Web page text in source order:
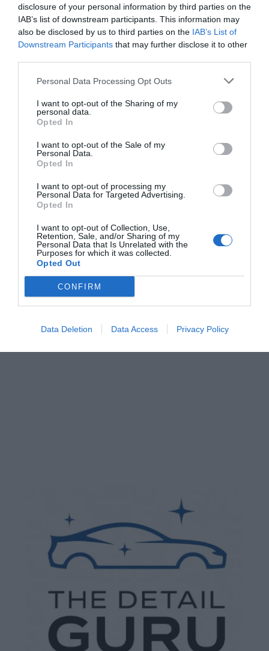
disclosure of your personal information by third parties on the
IAB’s list of downstream participants. This information may
also be disclosed by us to third parties on the IAB’s List of
Downstream Participants that may further disclose it to other
Personal Data Processing Opt Outs
I want to opt-out of the Sharing of my
personal data.
Opted In
I want to opt-out of the Sale of my
Personal Data.
Opted In
I want to opt-out of processing my
Personal Data for Targeted Advertising.
Opted In
I want to opt-out of Collection, Use,
Retention, Sale, and/or Sharing of my
Personal Data that Is Unrelated with the
Purposes for which it was collected.
Opted Out
CONFIRM
Data Deletion Data Access Privacy Policy
ΑΡΕΤΣΟΥ ΕΚΔΗΛΩΣΕΙΣ ΚΑΛΑΜΑΡΙΑ featured
0 Σχόλια